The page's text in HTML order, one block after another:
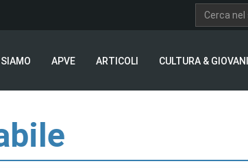
APVE ARTICOLI CULTURA & GIOVANI